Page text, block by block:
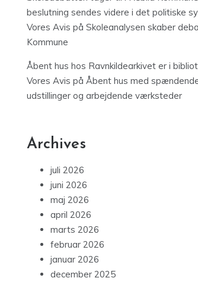
beslutning sendes videre i det politiske
Vores Avis på Skoleanalysen skaber
Kommune
Åbent hus hos Ravnkildearkivet er i
Vores Avis på Åbent hus med
udstillinger og arbejdende værksteder
Archives
juli 2026
juni 2026
maj 2026
april 2026
marts 2026
februar 2026
januar 2026
december 2025